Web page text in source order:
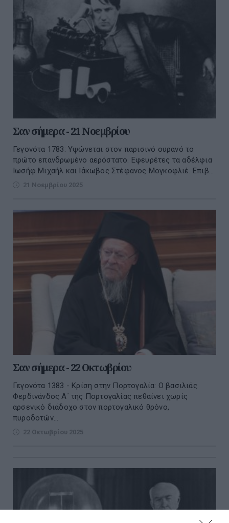
Σαν σήμερα - 21 Νοεμβρίου
Γεγονότα 1783: Υψώνεται στον παρισινό ουρανό το
πρώτο επανδρωμένο αερόστατο. Εφευρέτες τα αδέλφια
Ιωσήφ Μιχαήλ και Ιάκωβος Στέφανος Μογκοφλιέ. Επιβ...
21 Νοεμβρίου 2025
Σαν σήμερα - 22 Οκτωβρίου
Γεγονότα 1383 - Κρίση στην Πορτογαλία: Ο βασιλιάς
Φερδινάνδος Α΄ της Πορτογαλίας πεθαίνει χωρίς
αρσενικό διάδοχο στον πορτογαλικό θρόνο,
πυροδοτών...
22 Οκτωβρίου 2025